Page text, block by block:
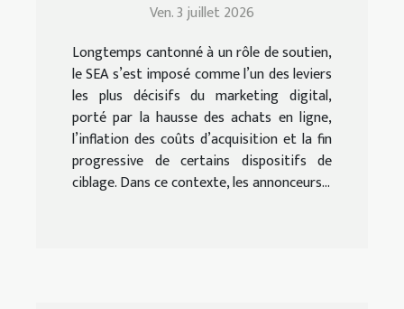
classiqueVen. 3 juillet 2026
Longtemps cantonné à un rôle de soutien,
le SEA s’est imposé comme l’un des leviers
les plus décisifs du marketing digital,
porté par la hausse des achats en ligne,
l’inflation des coûts d’acquisition et la fin
progressive de certains dispositifs de
ciblage. Dans ce contexte, les annonceurs...